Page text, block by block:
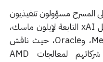
مسؤولون تنفيذيون
وشخصيات مهمة من شركات مثل xAI التابعة لإيلون ماسك،
وعملاقة التواصل الاجتماعي Meta، وOracle، حيث ناقش
هؤلاء المسؤولون استخدام شركاتهم لمعالجات AMD